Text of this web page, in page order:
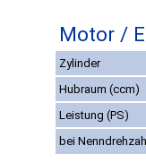
Motor /
Zylinder
Hubraum (ccm)
Leistung (PS)
bei